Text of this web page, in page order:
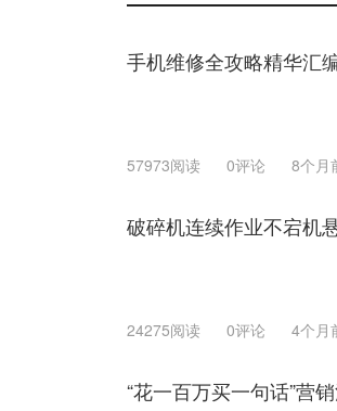
手机维修全攻略精华汇
57973阅读 0评论 8个月
破碎机连续作业不宕机
24275阅读 0评论 4个月
“花一百万买一句话”营